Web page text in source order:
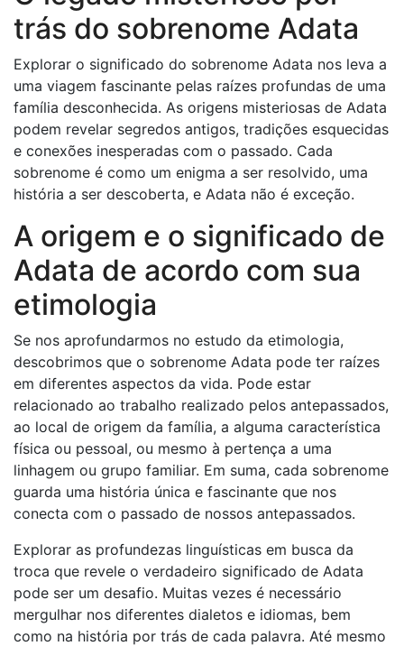
trás do sobrenome Adata
Explorar o significado do sobrenome Adata nos leva a
uma viagem fascinante pelas raízes profundas de uma
família desconhecida. As origens misteriosas de Adata
podem revelar segredos antigos, tradições esquecidas
e conexões inesperadas com o passado. Cada
sobrenome é como um enigma a ser resolvido, uma
história a ser descoberta, e Adata não é exceção.
A origem e o significado de
Adata de acordo com sua
etimologia
Se nos aprofundarmos no estudo da etimologia,
descobrimos que o sobrenome Adata pode ter raízes
em diferentes aspectos da vida. Pode estar
relacionado ao trabalho realizado pelos antepassados,
ao local de origem da família, a alguma característica
física ou pessoal, ou mesmo à pertença a uma
linhagem ou grupo familiar. Em suma, cada sobrenome
guarda uma história única e fascinante que nos
conecta com o passado de nossos antepassados.
Explorar as profundezas linguísticas em busca da
troca que revele o verdadeiro significado de Adata
pode ser um desafio. Muitas vezes é necessário
mergulhar nos diferentes dialetos e idiomas, bem
como na história por trás de cada palavra. Até mesmo